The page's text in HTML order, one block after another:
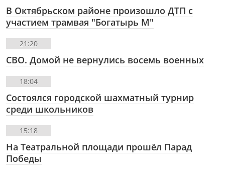
В Октябрьском районе произошло ДТП с
участием трамвая "Богатырь М"
21:20
СВО. Домой не вернулись восемь военных
18:04
Состоялся городской шахматный турнир
среди школьников
15:18
На Театральной площади прошёл Парад
Победы